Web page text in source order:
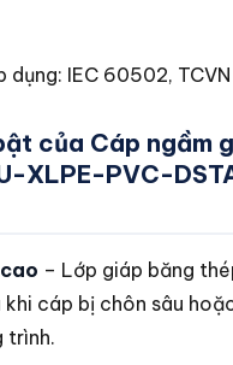
dụng: IEC 60502, TCVN
của Cáp ngầm
XLPE-PVC-
– Lớp giáp băng
cáp bị chôn sâu
trình.